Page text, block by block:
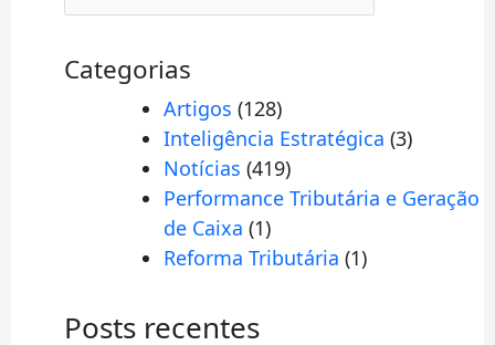
Categorias
Artigos (128)
Inteligência Estratégica (3)
Notícias (419)
Performance Tributária e Geração
de Caixa (1)
Reforma Tributária (1)
Posts recentes